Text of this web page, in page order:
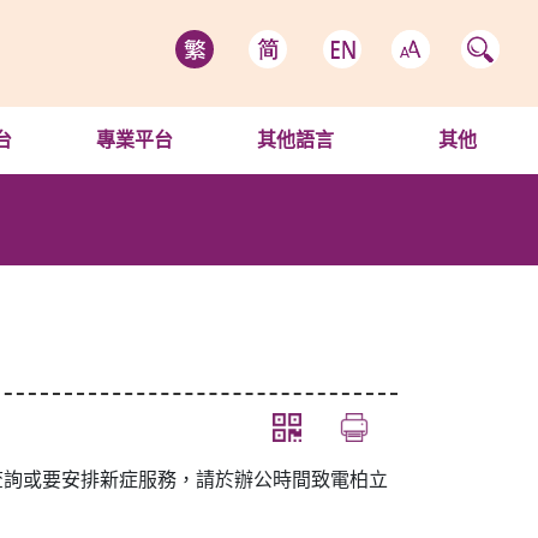
專業平台 其他語言 其他
或要安排新症服務，請於辦公時間致電柏立